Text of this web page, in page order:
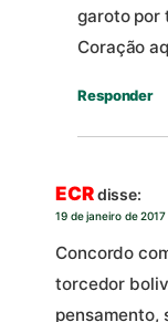
garoto por
Coração
Responder
ECRdisse:
19 de janeiro de
Concordo
torcedor
pensamento,